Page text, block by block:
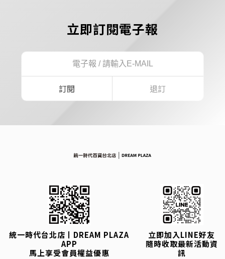
立即訂閱電子報
訂閱 退訂
統一時代台北店丨DREAM PLAZA
APP
馬上享受會員權益優惠
立即加入LINE好友
隨時收取最新活動資
訊